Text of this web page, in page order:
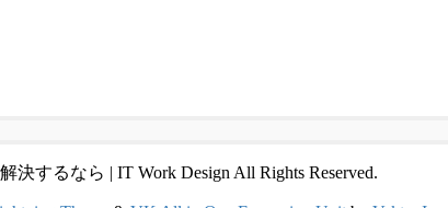
決するなら | IT Work Design All Rights Reserved.